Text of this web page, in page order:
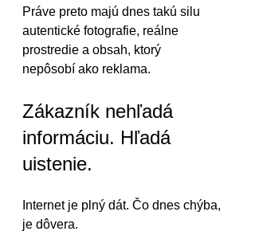
Práve preto majú dnes takú silu
autentické fotografie, reálne
prostredie a obsah, ktorý
nepôsobí ako reklama.
Zákazník nehľadá
informáciu. Hľadá
uistenie.
Internet je plný dát. Čo dnes chýba,
je dôvera.